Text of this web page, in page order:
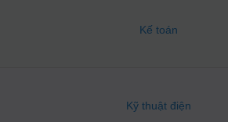
Kế toán
Kỹ thuật điện